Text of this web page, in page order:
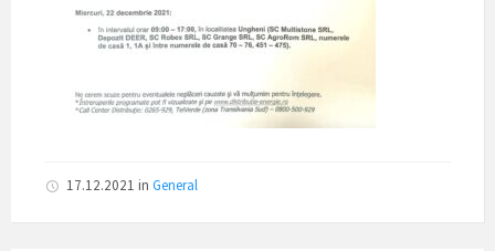
17.12.2021 in General